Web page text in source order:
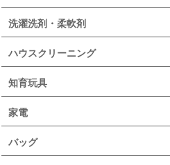
洗濯洗剤・柔軟剤
ハウスクリーニング
知育玩具
家電
バッグ